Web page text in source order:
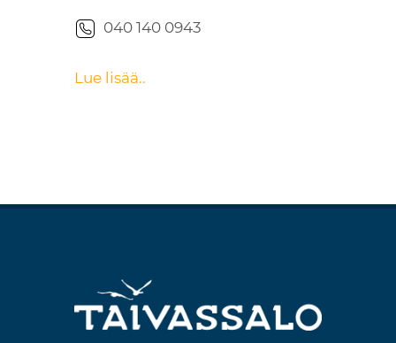
040 140 0943
Lue lisää..